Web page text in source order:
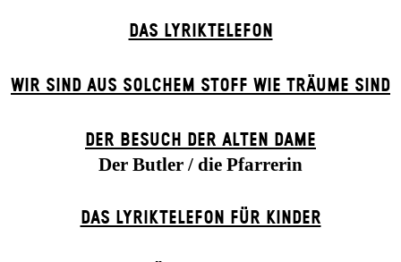
DAS LYRIKTELEFON
WIR SIND AUS SOLCHEM STOFF WIE TRÄUME SIND
DER BE­SUCH DER ALT­EN DA­ME
Der Butler / die Pfarrerin
DAS LYRIKTELEFON FÜR KINDER